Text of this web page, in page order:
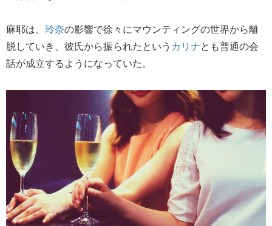
麻耶は、 玲奈の影響で徐々にマウンティングの世界から離
脱していき、彼氏から振られたという カリナとも普通の会
話が成立するようになっていた。